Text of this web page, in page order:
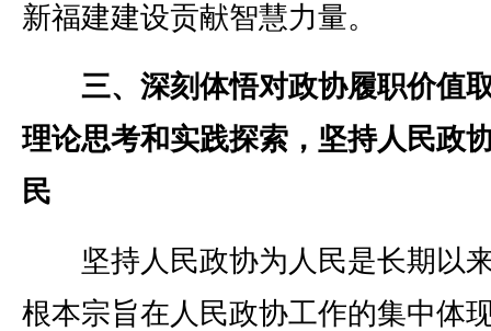
新福建建设贡献智慧力量。
三、深刻体悟对政协履职价值
理论思考和实践探索，坚持人民政
民
坚持人民政协为人民是长期以
根本宗旨在人民政协工作的集中体